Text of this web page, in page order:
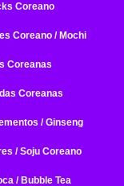
Coreano
Coreano / Mochi
Coreanas
Coreanas
/ Ginseng
/ Soju Coreano
/ Bubble Tea